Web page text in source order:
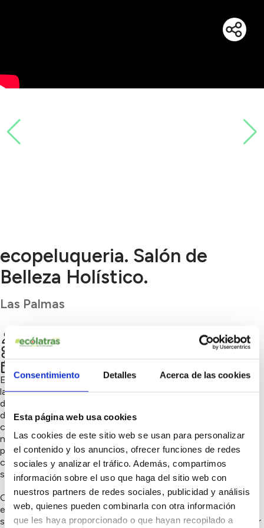
Consentimiento Detalles Acerca de las cookies
Esta página web usa cookies
Las cookies de este sitio web se usan para personalizar
el contenido y los anuncios, ofrecer funciones de redes
sociales y analizar el tráfico. Además, compartimos
información sobre el uso que haga del sitio web con
nuestros partners de redes sociales, publicidad y análisis
web, quienes pueden combinarla con otra información
que les haya proporcionado o que hayan recopilado a
ecopeluqueria. Salón de
Belleza Holístico.
Las Palmas
Marta Pérez
Sensibilización ambiental, Consumo responsable
Ecopeluquería Las Palmas, conocida por MPGpeluqueros, de
la mano de la estilista Marta I.Pérez de la Guardia, profesional
del sector de la Imagen personal, dedicada desde el año 1989
da inicio a su trayectoria, con formaciones variadas, pasa por
ciclos evolutivos que la llevan a integrar en la salud física un
nuevo estilo de vida, apostando así en el año 2012, siendo
pionera en Cran Canaria de la primera peluquería ecológica y
consciente con el respeto al cuidado del planeta y la
sostenibilidad.
Ofrece servicios más personalizados con mujeres
embarazadas, personas alérgicas o con problemáticas en la
salud. Haciendo uso de envases PED (reciclable) decide hacer